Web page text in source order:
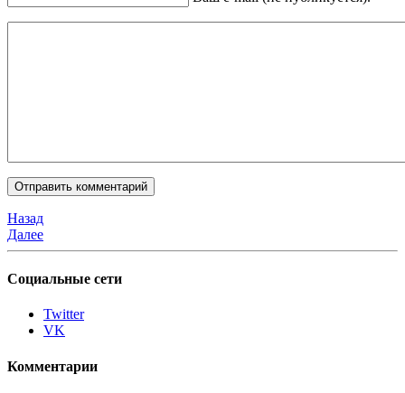
Назад
Далее
Социальные сети
Twitter
VK
Комментарии